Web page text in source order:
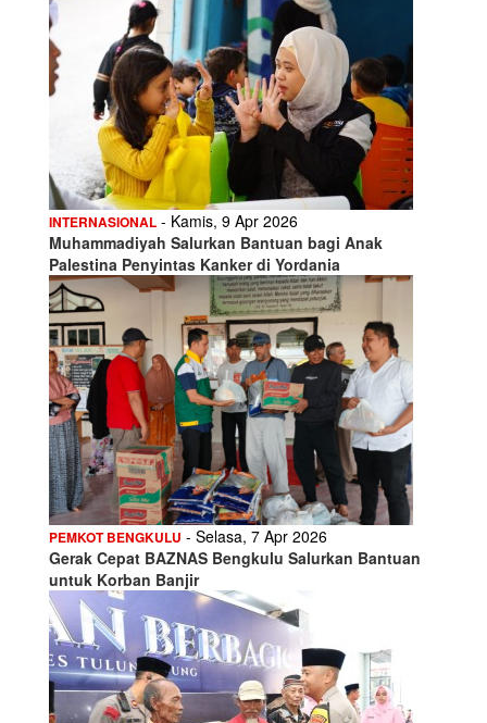
INTERNASIONAL - Kamis, 9 Apr 2026
Muhammadiyah Salurkan Bantuan bagi Anak
Palestina Penyintas Kanker di Yordania
PEMKOT BENGKULU - Selasa, 7 Apr 2026
Gerak Cepat BAZNAS Bengkulu Salurkan Bantuan
untuk Korban Banjir